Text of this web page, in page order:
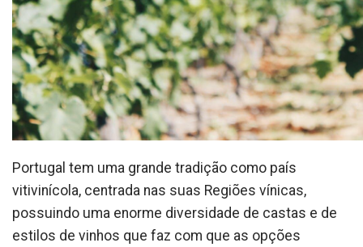
Portugal tem uma grande tradição como país
vitivinícola, centrada nas suas Regiões vínicas,
possuindo uma enorme diversidade de castas e de
estilos de vinhos que faz com que as opções